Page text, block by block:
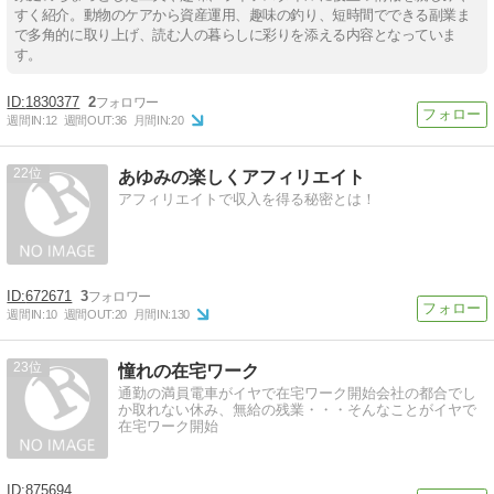
すく紹介。動物のケアから資産運用、趣味の釣り、短時間でできる副業ま
で多角的に取り上げ、読む人の暮らしに彩りを添える内容となっていま
す。
1830377 2
週間IN:12 週間OUT:36 月間IN:20
22 あゆみの楽しくアフィリエイト
アフィリエイトで収入を得る秘密とは！
672671 3
週間IN:10 週間OUT:20 月間IN:130
23 憧れの在宅ワーク
通勤の満員電車がイヤで在宅ワーク開始会社の都合でし
か取れない休み、無給の残業・・・そんなことがイヤで
在宅ワーク開始
875694